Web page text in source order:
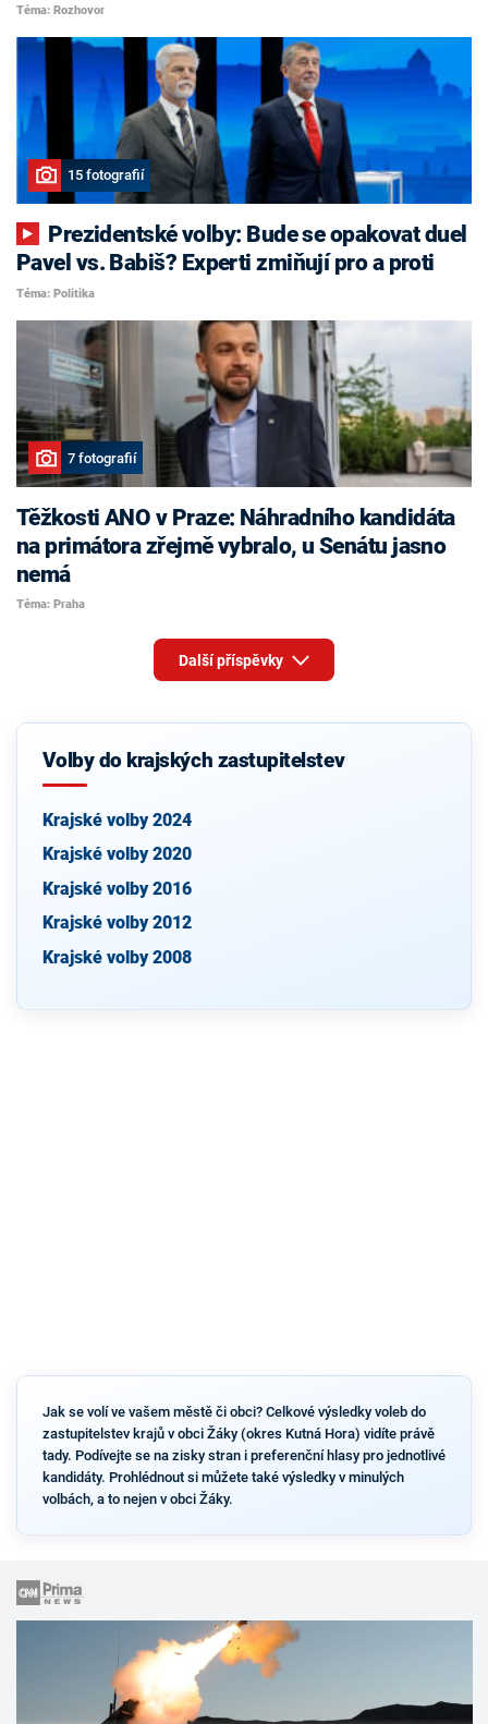
Téma: Rozhovor
15 fotografií
Pavel vs. Babiš? Experti zmiňují pro a proti
Téma: Politika
7 fotografií
Těžkosti ANO v Praze: Náhradního kandidáta
na primátora zřejmě vybralo, u Senátu jasno
nemá
Téma: Praha
Další příspěvky
Volby do krajských zastupitelstev
Krajské volby 2024
Krajské volby 2020
Krajské volby 2016
Krajské volby 2012
Krajské volby 2008
Jak se volí ve vašem městě či obci? Celkové výsledky voleb do
zastupitelstev krajů v obci Žáky (okres Kutná Hora) vidíte právě
tady. Podívejte se na zisky stran i preferenční hlasy pro jednotlivé
kandidáty. Prohlédnout si můžete také výsledky v minulých
volbách, a to nejen v obci Žáky.